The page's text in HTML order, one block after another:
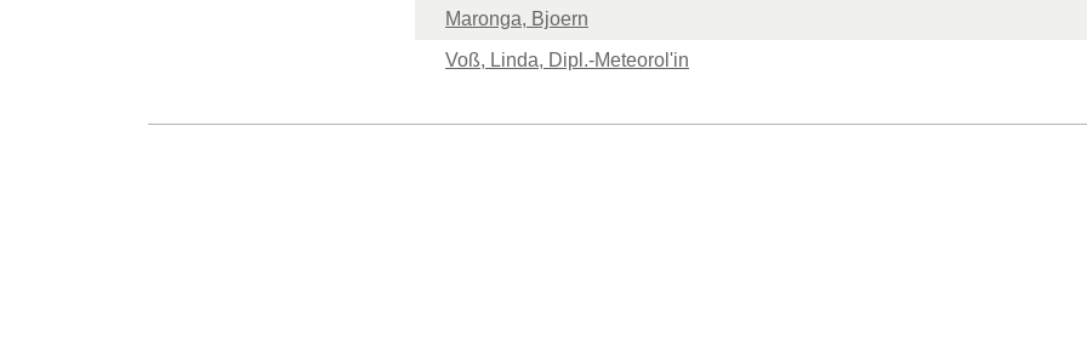
Maronga, Bjoern
Voß, Linda, Dipl.-Meteorol'in